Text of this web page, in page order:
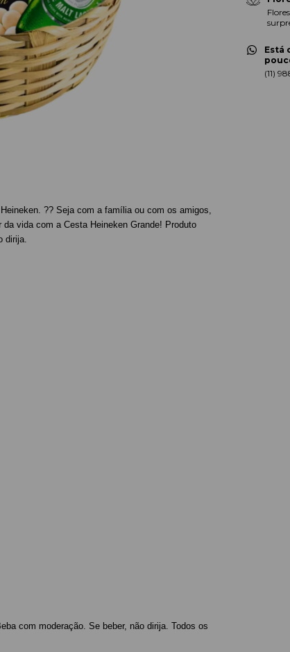
?? Seja com a família ou com os amigos,
vida com a Cesta Heineken Grande! Produto
dirija.
com moderação. Se beber, não dirija. Todos os
Está
(11)